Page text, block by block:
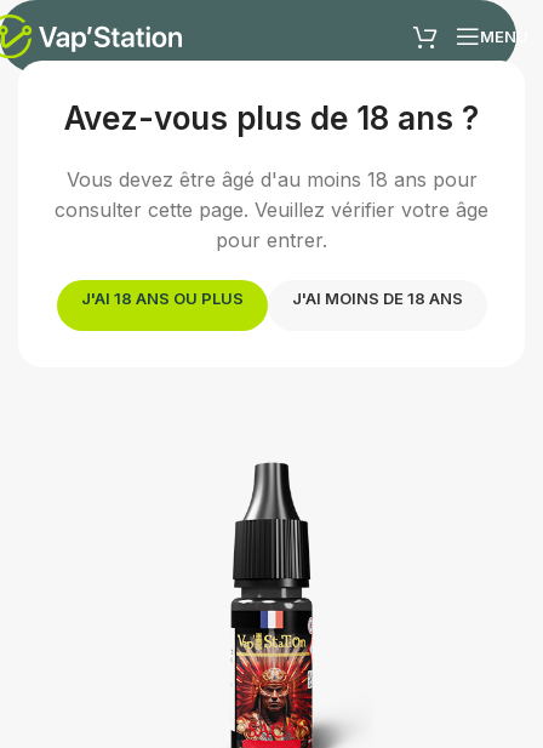
Avez-vous plus de 18 ans ?
Vous devez être âgé d'au moins 18 ans pour
consulter cette page. Veuillez vérifier votre âge
pour entrer.
J'AI 18 ANS OU PLUS J'AI MOINS DE 18 ANS
MENU
Accueil /E-liquides/E-liquide fruité
Fin de série : Ce produit sera prochainement